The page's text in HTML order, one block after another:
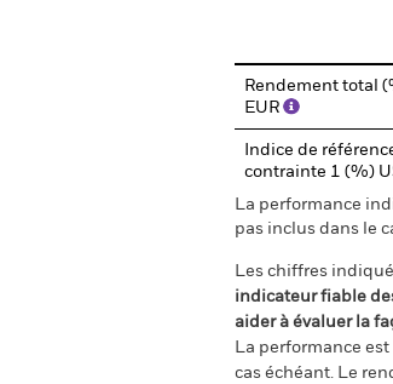
Rendement total
EUR
Indice de
contrainte 1 (%)
La performance
pas inclus dans le
Les chiffres
indicateur fiable
aider à évaluer la
La performance
cas échéant. Le